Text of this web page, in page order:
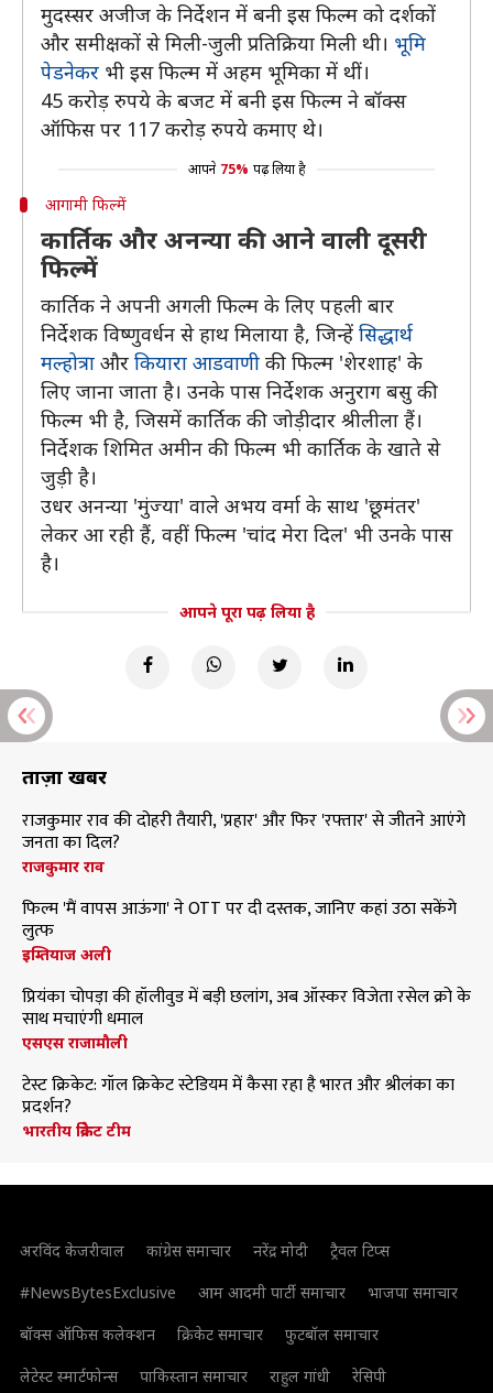
मुदस्सर अजीज के निर्देशन में बनी इस फिल्म को दर्शकों
और समीक्षकों से मिली-जुली प्रतिक्रिया मिली थी। भूमि
पेडनेकर भी इस फिल्म में अहम भूमिका में थीं।
45 करोड़ रुपये के बजट में बनी इस फिल्म ने बॉक्स
ऑफिस पर 117 करोड़ रुपये कमाए थे।
आपने 75% पढ़ लिया है
आगामी फिल्में
कार्तिक और अनन्या की आने वाली दूसरी
फिल्में
कार्तिक ने अपनी अगली फिल्म के लिए पहली बार
निर्देशक विष्णुवर्धन से हाथ मिलाया है, जिन्हें सिद्धार्थ
मल्होत्रा और कियारा आडवाणी की फिल्म 'शेरशाह' के
लिए जाना जाता है। उनके पास निर्देशक अनुराग बसु की
फिल्म भी है, जिसमें कार्तिक की जोड़ीदार श्रीलीला हैं।
निर्देशक शिमित अमीन की फिल्म भी कार्तिक के खाते से
जुड़ी है।
उधर अनन्या 'मुंज्या' वाले अभय वर्मा के साथ 'छूमंतर'
लेकर आ रही हैं, वहीं फिल्म 'चांद मेरा दिल' भी उनके पास
है।
आपने पूरा पढ़ लिया है
ताज़ा खबरें
राजकुमार राव की दोहरी तैयारी, 'प्रहार' और फिर 'रफ्तार' से जीतने आएंगे
जनता का दिल?
राजकुमार राव
फिल्म 'मैं वापस आऊंगा' ने OTT पर दी दस्तक, जानिए कहां उठा सकेंगे
लुत्फ
इम्तियाज अली
प्रियंका चोपड़ा की हॉलीवुड में बड़ी छलांग, अब ऑस्कर विजेता रसेल क्रो के
साथ मचाएंगी धमाल
एसएस राजामौली
टेस्ट क्रिकेट: गॉल क्रिकेट स्टेडियम में कैसा रहा है भारत और श्रीलंका का
प्रदर्शन?
भारतीय क्रिकेट टीम
अरविंद केजरीवाल कांग्रेस समाचार नरेंद्र मोदी
ट्रैवल टिप्स
#NewsBytesExclusive
आम आदमी पार्टी समाचार
भाजपा समाचार
बॉक्स ऑफिस कलेक्शन
क्रिकेट समाचार
फुटबॉल समाचार
लेटेस्ट स्मार्टफोन्स
पाकिस्तान समाचार राहुल गांधी रेसिपी